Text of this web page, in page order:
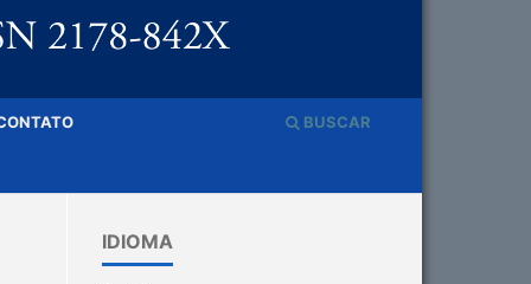
BUSCAR
IDIOMA